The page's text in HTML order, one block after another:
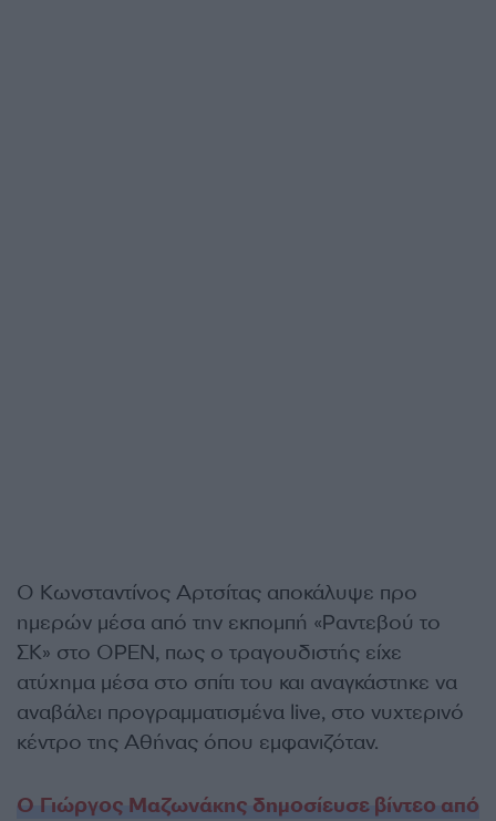
Ο Κωνσταντίνος Αρτσίτας αποκάλυψε προ
ημερών μέσα από την εκπομπή «Ραντεβού το
ΣΚ» στο OPEN, πως ο τραγουδιστής είχε
ατύχημα μέσα στο σπίτι του και αναγκάστηκε να
αναβάλει προγραμματισμένα live, στο νυχτερινό
κέντρο της Αθήνας όπου εμφανιζόταν.
Ο Γιώργος Μαζωνάκης δημοσίευσε βίντεο από